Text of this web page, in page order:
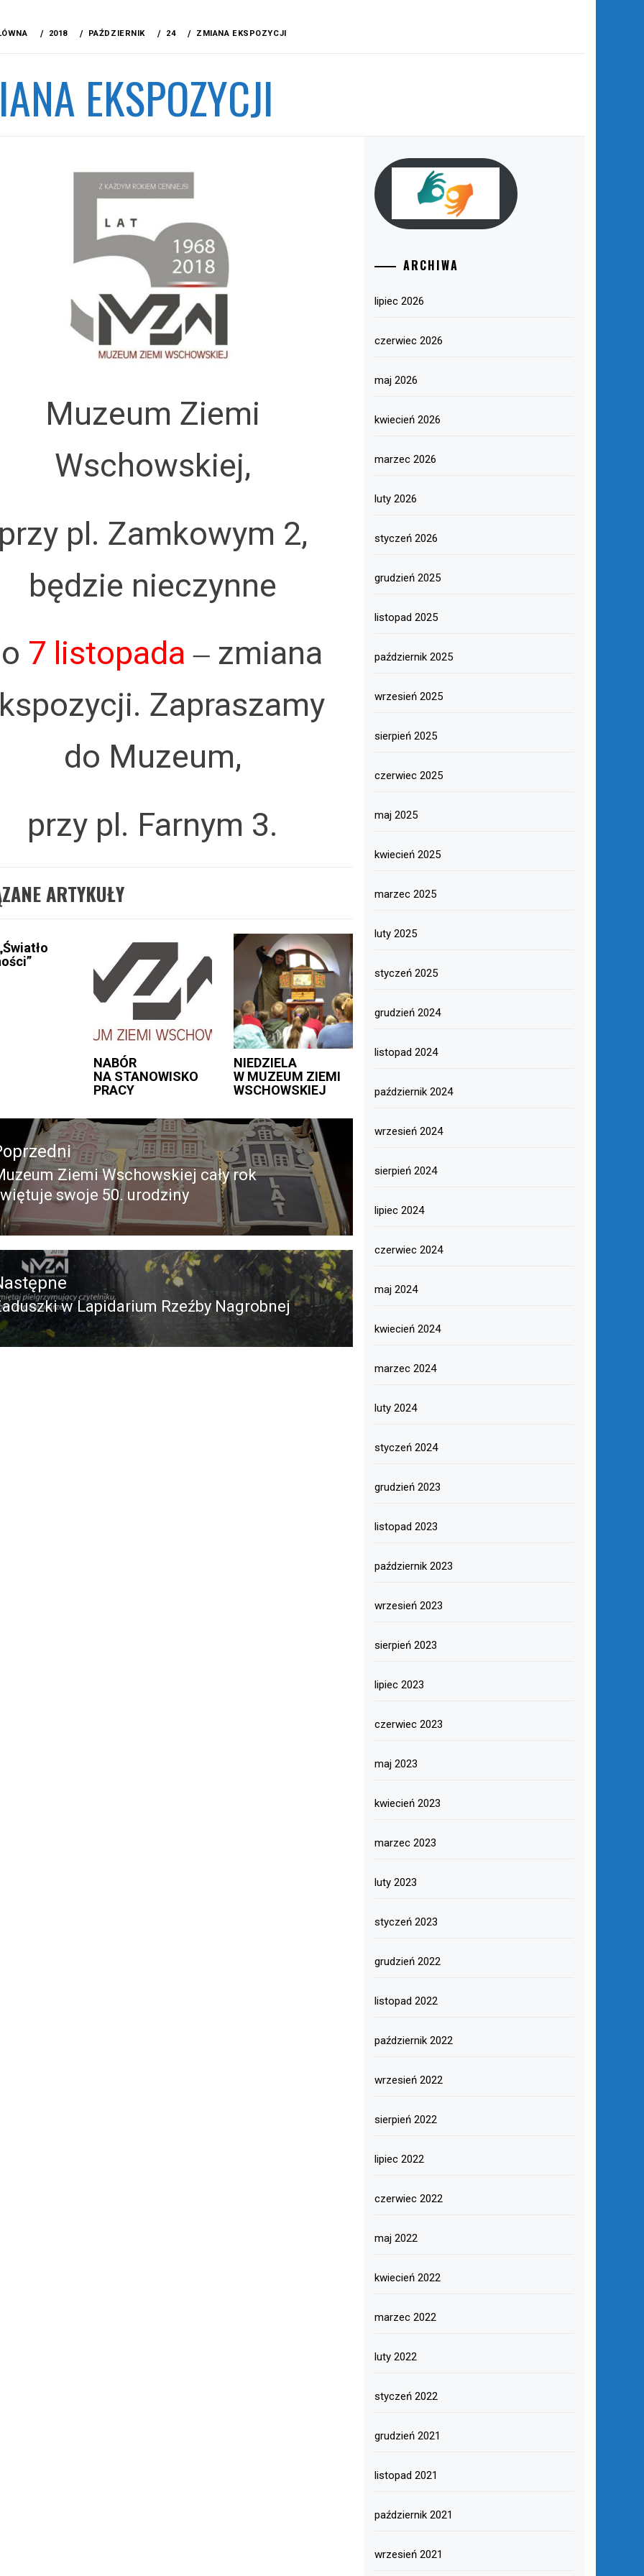
2018 PAŹDZIERNIK 24 ZMIANA EKSPOZYCJI
EKSPOZYCJI
Muzeum Ziemi
Wschowskiej,
przy pl. Zamkowym 2,
będzie nieczynne
7 listopada –zmiana
Zapraszamy
do Muzeum,
przy pl. Farnym 3.
ARTYKUŁY
NABÓR
NA STANOWISKO
PRACY
NIEDZIELA
W MUZEUM ZIEMI
WSCHOWSKIEJ
Ziemi Wschowskiej cały rok
swoje 50. urodziny
w Lapidarium Rzeźby Nagrobnej
ARCHIWA
lipiec 2026
czerwiec 2026
maj 2026
kwiecień 2026
marzec 2026
luty 2026
styczeń 2026
grudzień 2025
listopad 2025
październik 2025
wrzesień 2025
sierpień 2025
czerwiec 2025
maj 2025
kwiecień 2025
marzec 2025
luty 2025
styczeń 2025
grudzień 2024
listopad 2024
październik 2024
wrzesień 2024
sierpień 2024
lipiec 2024
czerwiec 2024
maj 2024
kwiecień 2024
marzec 2024
luty 2024
styczeń 2024
grudzień 2023
listopad 2023
październik 2023
wrzesień 2023
sierpień 2023
lipiec 2023
czerwiec 2023
maj 2023
kwiecień 2023
marzec 2023
luty 2023
styczeń 2023
grudzień 2022
listopad 2022
październik 2022
wrzesień 2022
sierpień 2022
lipiec 2022
czerwiec 2022
maj 2022
kwiecień 2022
marzec 2022
luty 2022
styczeń 2022
grudzień 2021
listopad 2021
październik 2021
wrzesień 2021